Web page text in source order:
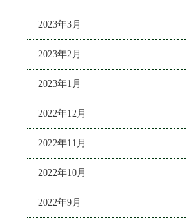
2023年3月
2023年2月
2023年1月
2022年12月
2022年11月
2022年10月
2022年9月